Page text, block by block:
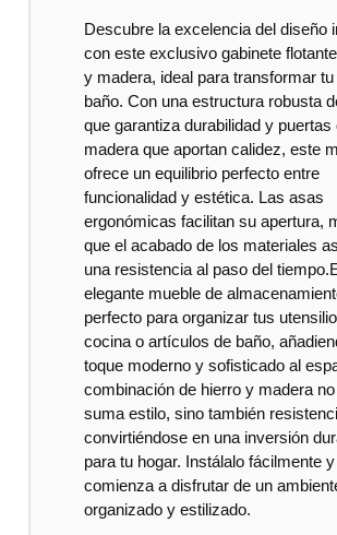
Descubre la excelencia del diseño
con este exclusivo gabinete
y madera, ideal para transformar
baño. Con una estructura robusta
que garantiza durabilidad y puertas
madera que aportan calidez, este
ofrece un equilibrio perfecto entre
funcionalidad y estética. Las asas
ergonómicas facilitan su apertura,
que el acabado de los materiales
una resistencia al paso del
elegante mueble de
perfecto para organizar tus
cocina o artículos de baño,
toque moderno y sofisticado al
combinación de hierro y madera
suma estilo, sino también
convirtiéndose en una inversión
para tu hogar. Instálalo fácilmente y
comienza a disfrutar de un
organizado y estilizado.